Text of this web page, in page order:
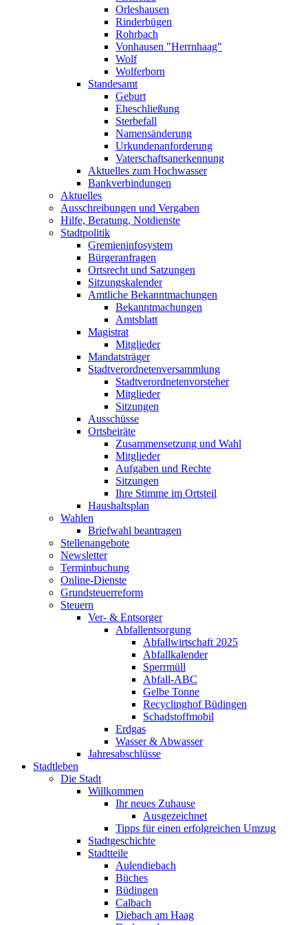
Orleshausen
Rinderbügen
Rohrbach
Vonhausen "Herrnhaag"
Wolf
Wolferborn
Standesamt
Geburt
Eheschließung
Sterbefall
Namensänderung
Urkundenanforderung
Vaterschaftsanerkennung
Aktuelles zum Hochwasser
Bankverbindungen
Aktuelles
Ausschreibungen und Vergaben
Hilfe, Beratung, Notdienste
Stadtpolitik
Gremieninfosystem
Bürgeranfragen
Ortsrecht und Satzungen
Sitzungskalender
Amtliche Bekanntmachungen
Bekanntmachungen
Amtsblatt
Magistrat
Mitglieder
Mandatsträger
Stadtverordnetenversammlung
Stadtverordnetenvorsteher
Mitglieder
Sitzungen
Ausschüsse
Ortsbeiräte
Zusammensetzung und Wahl
Mitglieder
Aufgaben und Rechte
Sitzungen
Ihre Stimme im Ortsteil
Haushaltsplan
Wahlen
Briefwahl beantragen
Stellenangebote
Newsletter
Terminbuchung
Online-Dienste
Grundsteuerreform
Steuern
Ver- & Entsorger
Abfallentsorgung
Abfallwirtschaft 2025
Abfallkalender
Sperrmüll
Abfall-ABC
Gelbe Tonne
Recyclinghof Büdingen
Schadstoffmobil
Erdgas
Wasser & Abwasser
Jahresabschlüsse
Stadtleben
Die Stadt
Willkommen
Ihr neues Zuhause
Ausgezeichnet
Tipps für einen erfolgreichen Umzug
Stadtgeschichte
Stadtteile
Aulendiebach
Büches
Büdingen
Calbach
Diebach am Haag